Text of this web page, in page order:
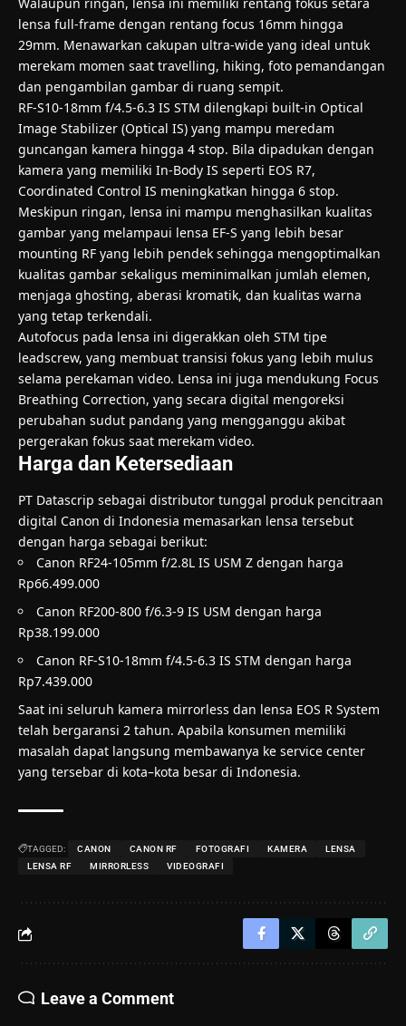
lensa full-frame dengan rentang focus 16mm hingga
29mm. Menawarkan cakupan ultra-wide yang ideal untuk
merekam momen saat travelling, hiking, foto pemandangan
dan pengambilan gambar di ruang sempit.
RF-S10-18mm f/4.5-6.3 IS STM dilengkapi built-in Optical
Image Stabilizer (Optical IS) yang mampu meredam
guncangan kamera hingga 4 stop. Bila dipadukan dengan
kamera yang memiliki In-Body IS seperti EOS R7,
Coordinated Control IS meningkatkan hingga 6 stop.
Meskipun ringan, lensa ini mampu menghasilkan kualitas
gambar yang melampaui lensa EF-S yang lebih besar
mounting RF yang lebih pendek sehingga mengoptimalkan
kualitas gambar sekaligus meminimalkan jumlah elemen,
menjaga ghosting, aberasi kromatik, dan kualitas warna
yang tetap terkendali.
Autofocus pada lensa ini digerakkan oleh STM tipe
leadscrew, yang membuat transisi fokus yang lebih mulus
selama perekaman video. Lensa ini juga mendukung Focus
Breathing Correction, yang secara digital mengoreksi
perubahan sudut pandang yang mengganggu akibat
pergerakan fokus saat merekam video.
Harga dan Ketersediaan
PT Datascrip sebagai distributor tunggal produk pencitraan
digital Canon di Indonesia memasarkan lensa tersebut
dengan harga sebagai berikut:
Canon RF24-105mm f/2.8L IS USM Z dengan harga
Rp66.499.000
Canon RF200-800 f/6.3-9 IS USM dengan harga
Rp38.199.000
Canon RF-S10-18mm f/4.5-6.3 IS STM dengan harga
Rp7.439.000
Saat ini seluruh kamera mirrorless dan lensa EOS R System
telah bergaransi 2 tahun. Apabila konsumen memiliki
masalah dapat langsung membawanya ke service center
yang tersebar di kota–kota besar di Indonesia.
TAGGED: CANON CANON RF FOTOGRAFI KAMERA
LENSA
LENSA RF
MIRRORLESS VIDEOGRAFI
Leave a Comment